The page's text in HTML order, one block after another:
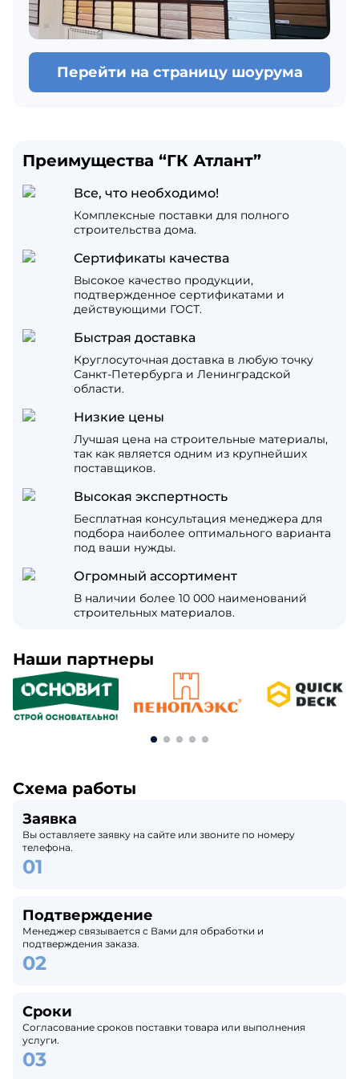
Перейти на страницу шоурума
Преимущества “ГК Атлант”
Все, что необходимо!
Комплексные поставки для полного
строительства дома.
Сертификаты качества
Высокое качество продукции,
подтвержденное сертификатами и
действующими ГОСТ.
Быстрая доставка
Круглосуточная доставка в любую точку
Санкт-Петербурга и Ленинградской
области.
Низкие цены
Лучшая цена на строительные материалы,
так как является одним из крупнейших
поставщиков.
Высокая экспертность
Бесплатная консультация менеджера для
подбора наиболее оптимального варианта
под ваши нужды.
Огромный ассортимент
В наличии более 10 000 наименований
строительных материалов.
Наши партнеры
Схема работы
Заявка
Вы оставляете заявку на сайте или звоните по номеру
телефона.
Подтверждение
Менеджер связывается с Вами для обработки и
подтверждения заказа.
Сроки
Согласование сроков поставки товара или выполнения
услуги.